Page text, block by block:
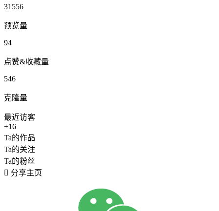
31556
预览量
94
点赞&收藏量
546
克隆量
最近访客
+16
Ta的作品
Ta的关注
Ta的粉丝
 分享主页